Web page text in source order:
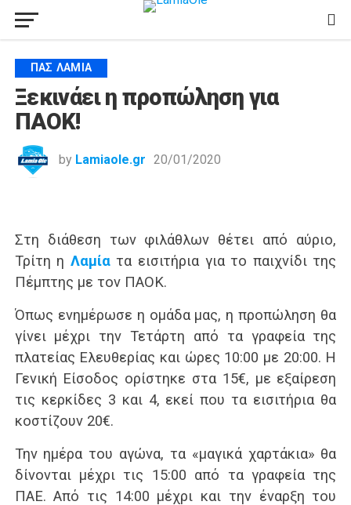
ΠΑΣ ΛΑΜΊΑ
Ξεκινάει η προπώληση για
ΠΑΟΚ!
by Lamiaole.gr 20/01/2020
Στη διάθεση των φιλάθλων θέτει από αύριο,
Τρίτη η Λαμίατα εισιτήρια για το παιχνίδι της
Πέμπτης με τον ΠΑΟΚ.
Όπως ενημέρωσε η ομάδα μας, η προπώληση θα
γίνει μέχρι την Τετάρτη από τα γραφεία της
πλατείας Ελευθερίας και ώρες 10:00 με 20:00. Η
Γενική Είσοδος ορίστηκε στα 15€, με εξαίρεση
τις κερκίδες 3 και 4, εκεί που τα εισιτήρια θα
κοστίζουν 20€.
Την ημέρα του αγώνα, τα «μαγικά χαρτάκια» θα
δίνονται μέχρι τις 15:00 από τα γραφεία της
ΠΑΕ. Από τις 14:00 μέχρι και την έναρξη του